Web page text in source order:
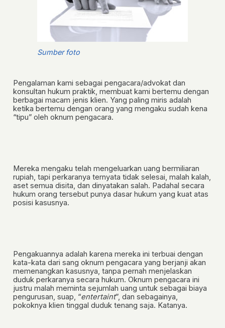
Sumber foto
Pengalaman kami sebagai pengacara/advokat dan
konsultan hukum praktik, membuat kami bertemu dengan
berbagai macam jenis klien. Yang paling miris adalah
ketika bertemu dengan orang yang mengaku sudah kena
“tipu” oleh oknum pengacara.
Mereka mengaku telah mengeluarkan uang bermiliaran
rupiah, tapi perkaranya ternyata tidak selesai, malah kalah,
aset semua disita, dan dinyatakan salah. Padahal secara
hukum orang tersebut punya dasar hukum yang kuat atas
posisi kasusnya.
Pengakuannya adalah karena mereka ini terbuai dengan
kata-kata dari sang oknum pengacara yang berjanji akan
memenangkan kasusnya, tanpa pernah menjelaskan
duduk perkaranya secara hukum. Oknum pengacara ini
justru malah meminta sejumlah uang untuk sebagai biaya
pengurusan, suap, “entertaint”, dan sebagainya,
pokoknya klien tinggal duduk tenang saja. Katanya.